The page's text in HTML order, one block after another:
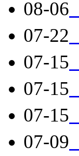
08-06
07-22
07-15
07-15
07-15
07-09